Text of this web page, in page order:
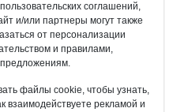
соглашений,
и/или партнеры могут также
от персонализации
и правилами,
файлы cookie, чтобы узнать,
взаимодействуете рекламой и